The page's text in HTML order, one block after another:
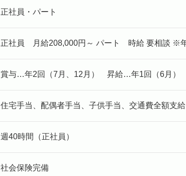
正社員・パート
正社員 月給208,000円～ パート 時給 要相談 ※
賞与…年2回（7月、12月） 昇給…年1回（6月）
住宅手当、配偶者手当、子供手当、交通費全額支給
週40時間（正社員）
社会保険完備